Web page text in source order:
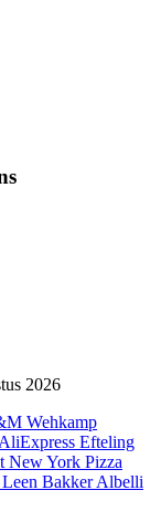
2026
Wehkamp
AliExpress Efteling
New York Pizza
Leen BakkerAlbelli